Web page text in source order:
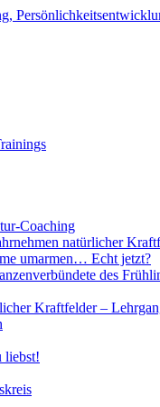
Coaching
natürlicher
umarmen… Echt jetzt?
des
Kraftfelder –
liebst!